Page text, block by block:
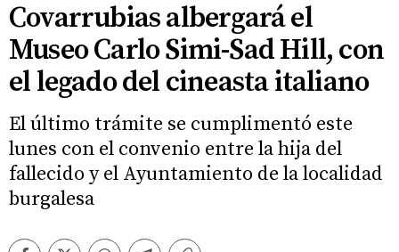
Covarrubias albergará el
Museo Carlo Simi-Sad Hill, con
el legado del cineasta italiano
El último trámite se cumplimentó este
lunes con el convenio entre la hija del
fallecido y el Ayuntamiento de la localidad
burgalesa